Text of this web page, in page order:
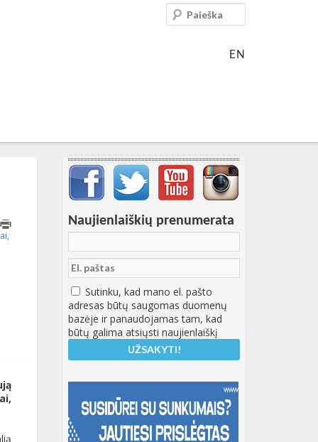
EN
Paieška
,
Svarbių įrašų meniu
Naujienlaiškių prenumerata
Sutinku, kad mano el. pašto
adresas būtų saugomas duomenų
bazėje ir panaudojamas tam, kad
būtų galima atsiųsti naujienlaiškį